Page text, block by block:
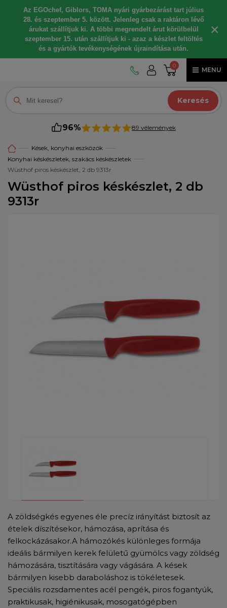
Az EGOchef, Giblors, TOMA nyári gyárbezárást tart július
28. és szeptember 5. között. Jelenleg csak a raktáron lévő
árukat szállítjuk ki. A többi megrendelt árut körülbelül
szeptember 15. után szállítjuk ki - azaz a készlet feltöltés
és a gyártók tevékenységének újraindítása után.
×
0
MENU
Keresés
96% 89 vélemények
Kések, konyhai eszközök
Konyhai késkészletek, szakács késkészletek
Wüsthof piros késkészlet, 2 db 9313r
Wüsthof piros késkészlet, 2 db
9313r
A zöldségkés egyenes éle precíz irányítást biztosít az
ételek díszítésekor, hámozása, aprítása és
felkockázásakor. ​A hámozókés különleges formája
ideális bármilyen kerek felületű gyümölcs vagy zöldség
hámozására, tisztítására vagy vágására. A kések
bármilyen kisebb daraboláshoz is tökéletesek.
Speciális rozsdamentes acél pengék, piros fogantyúk,
praktikusak, higiénikusak, mosogatógépben